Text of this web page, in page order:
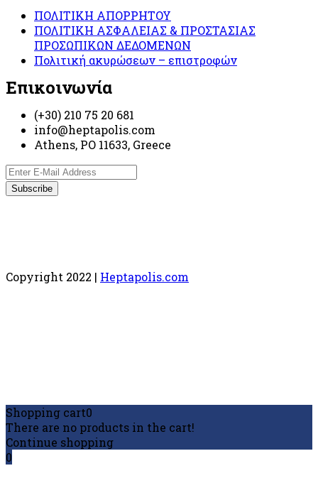
ΠΟΛΙΤΙΚΗ ΑΠΟΡΡΗΤΟΥ
ΠΟΛΙΤΙΚΗ ΑΣΦΑΛΕΙΑΣ & ΠΡΟΣΤΑΣΙΑΣ
ΠΡΟΣΩΠΙΚΩΝ ΔΕΔΟΜΕΝΩΝ
Πολιτική ακυρώσεων – επιστροφών
Επικοινωνία
(+30) 210 75 20 681
info@heptapolis.com
Athens, PO 11633, Greece
Copyright 2022 | Heptapolis.com
Shopping cart0
There are no products in the cart!
Continue shopping
0